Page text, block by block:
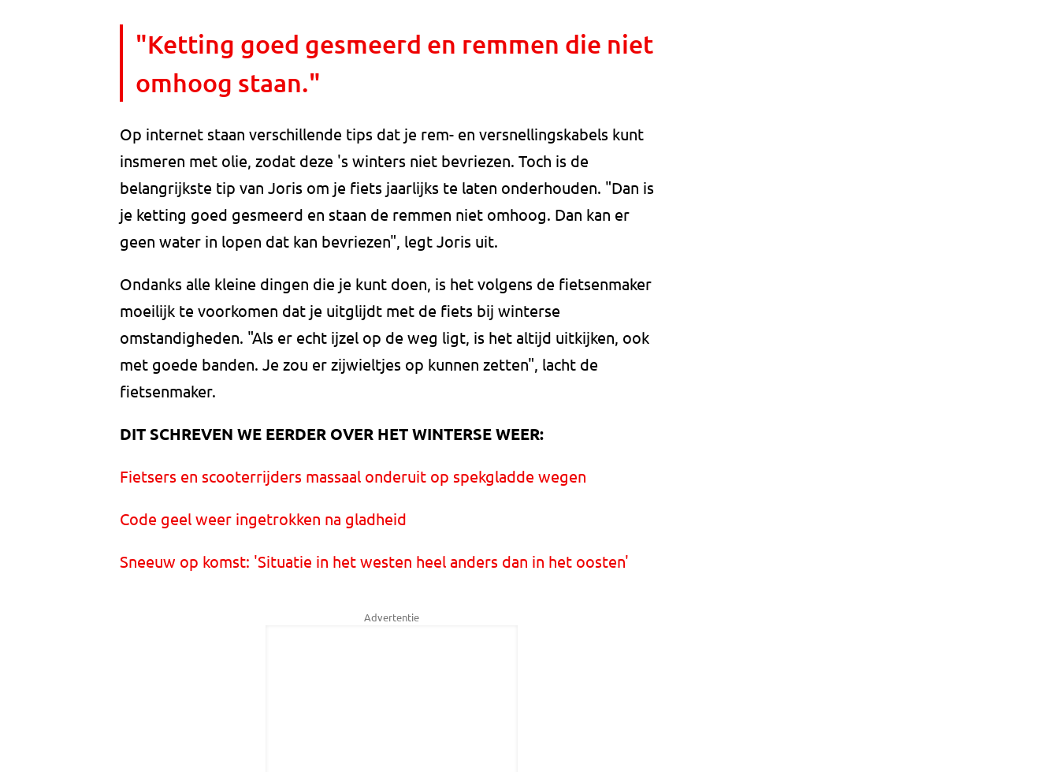
"Ketting goed gesmeerd en remmen die niet
omhoog staan."
Op internet staan verschillende tips dat je rem- en versnellingskabels kunt
insmeren met olie, zodat deze 's winters niet bevriezen. Toch is de
belangrijkste tip van Joris om je fiets jaarlijks te laten onderhouden. "Dan is
je ketting goed gesmeerd en staan de remmen niet omhoog. Dan kan er
geen water in lopen dat kan bevriezen", legt Joris uit.
Ondanks alle kleine dingen die je kunt doen, is het volgens de fietsenmaker
moeilijk te voorkomen dat je uitglijdt met de fiets bij winterse
omstandigheden. "Als er echt ijzel op de weg ligt, is het altijd uitkijken, ook
met goede banden. Je zou er zijwieltjes op kunnen zetten", lacht de
fietsenmaker.
DIT SCHREVEN WE EERDER OVER HET WINTERSE WEER:
Fietsers en scooterrijders massaal onderuit op spekgladde wegen
Code geel weer ingetrokken na gladheid
Sneeuw op komst: 'Situatie in het westen heel anders dan in het oosten'
Advertentie